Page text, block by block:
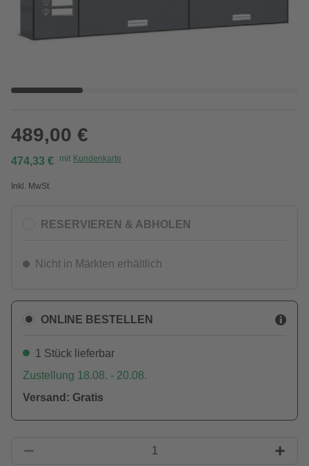
489,00 €
474,33 € mit Kundenkarte
Inkl. MwSt.
RESERVIEREN & ABHOLEN
Nicht in Märkten erhältlich
ONLINE BESTELLEN
1 Stück lieferbar
Zustellung 18.08. - 20.08.
Versand: Gratis